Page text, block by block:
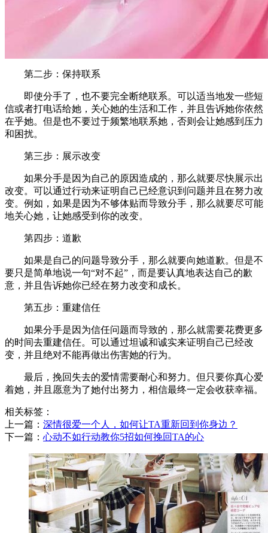
第二步：保持联系
即使分手了，也不要完全断绝联系。可以适当地发一些短
信或者打电话给她，关心她的生活和工作，并且告诉她你依然
在乎她。但是也不要过于频繁地联系她，否则会让她感到压力
和困扰。
第三步：展示改变
如果分手是因为自己的原因造成的，那么就要尽快展示出
改变。可以通过行动来证明自己已经意识到问题并且在努力改
变。例如，如果是因为不够体贴而导致分手，那么就要尽可能
地关心她，让她感受到你的改变。
第四步：道歉
如果是自己的问题导致分手，那么就要向她道歉。但是不
要只是简单地说一句“对不起”，而是要认真地表达自己的歉
意，并且告诉她你已经在努力改变和成长。
第五步：重建信任
如果分手是因为信任问题而导致的，那么就需要花费更多
的时间去重建信任。可以通过坦诚和诚实来证明自己已经改
变，并且绝对不能再做出伤害她的行为。
最后，挽回失去的爱情需要耐心和努力。但只要你真心爱
着她，并且愿意为了她付出努力，相信最终一定会收获幸福。
相关标签：
上一篇： ​深情很爱一个人，如何让TA重新回到你身边？
下一篇： ​心动不如行动教你5招如何挽回TA的心